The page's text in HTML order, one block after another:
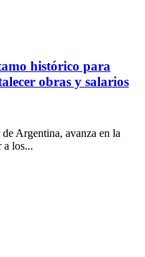
histórico para
obras y salarios
Argentina, avanza en la
a los...